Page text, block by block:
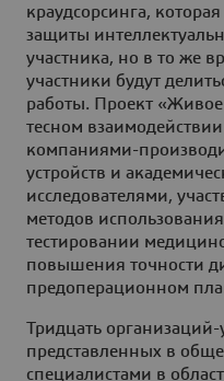
краудсорсинга,
защиты
участника, но в то же
участники будут
работы. Проект «Живое
тесном
компаниями-
устройств и
исследователями,
методов
тестировании
повышения точности
предоперационном
Тридцать организаций-
представленных в
специалистами в